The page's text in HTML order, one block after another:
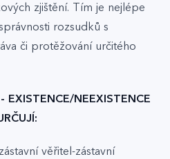
zjištění. Tím je nejlépe
rozsudků s
či protěžování určitého
NEEXISTENCE
věřitel-zástavní